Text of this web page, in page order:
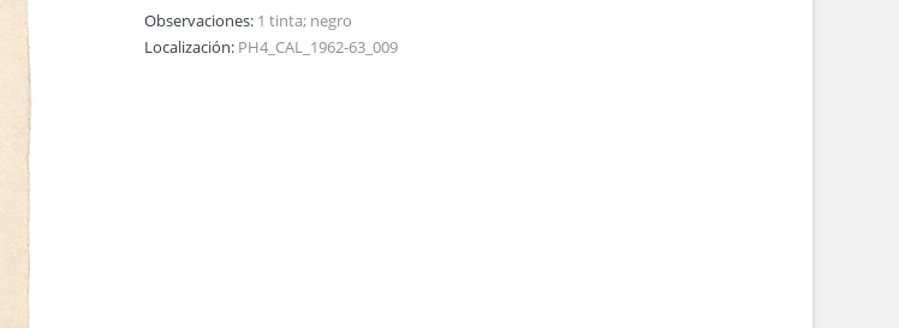
Observaciones: 1 tinta; negro
Localización: PH4_CAL_1962-63_009